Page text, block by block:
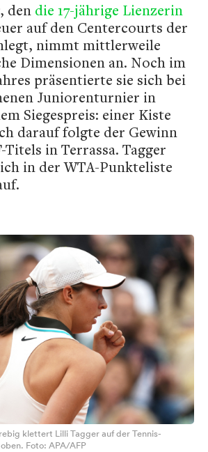
den die 17-jährige Lienzerin
auf den Centercourts der
nimmt mittlerweile
Dimensionen an. Noch im
präsentierte sie sich bei
Juniorenturnier in
Siegespreis: einer Kiste
darauf folgte der Gewinn
Titels in Terrassa. Tagger
in der WTA-Punkteliste
klettert Lilli Tagger auf der Tennis-
Foto: APA/AFP